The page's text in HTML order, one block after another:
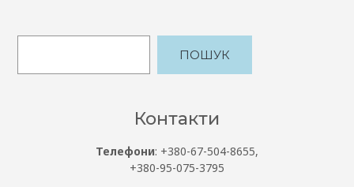
ПОШУК
Контакти
Телефони: +380-67-504-8655,
+380-95-075-3795